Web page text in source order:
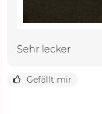
Sehr lecker
Gefällt mir